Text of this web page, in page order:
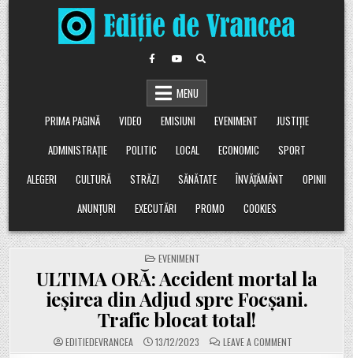
Skip
to
content
MENU
PRIMA PAGINĂ
VIDEO EMISIUNI EVENIMENT
JUSTIȚIE
ADMINISTRAȚIE
POLITIC LOCAL ECONOMIC
SPORT
ALEGERI
CULTURĂ STRĂZI SĂNĂTATE ÎNVĂȚĂMÂNT
OPINII
ANUNȚURI
EXECUTĂRI PROMO COOKIES
POSTED
IN
EVENIMENT
ULTIMA ORĂ: Accident mortal la
ieșirea din Adjud spre Focșani.
Trafic blocat total!
EDITIEDEVRANCEA 13/12/2023 LEAVE A COMMENTON
ULTIMA